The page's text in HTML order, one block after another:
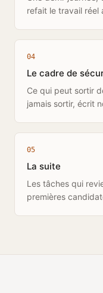
refait le travail réel
04
Le cadre de
Ce qui peut sortir
jamais sortir, écrit
05
La suite
Les tâches qui
premières